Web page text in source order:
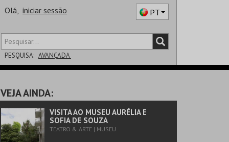
Olá, iniciar sessão PT
PESQUISA: AVANÇADA
SALA
VEJA AINDA:
VISITA AO MUSEU AURÉLIA E
SOFIA DE SOUZA
TEATRO & ARTE | MUSEU